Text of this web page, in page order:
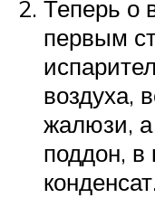
Теперь о
первым
воздуха,
жалюзи,
поддон, в